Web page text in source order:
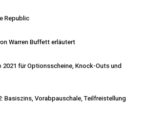
Republic
Warren Buffett erläutert
2021 für Optionsscheine, Knock-Outs und
Basiszins, Vorabpauschale, Teilfreistellung